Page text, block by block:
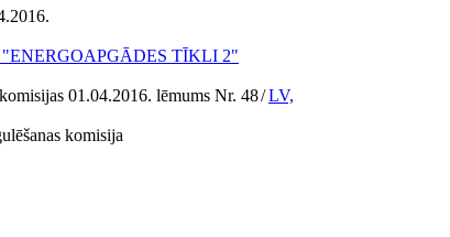
"ENERGOAPGĀDES TĪKLI 2"
01.04.2016. lēmums Nr. 48/LV,
komisija